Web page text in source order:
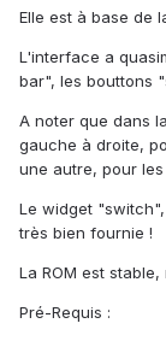
Elle est à base de
L'interface a
bar", les bouttons
A noter que dans
gauche à droite,
une autre, pour
Le widget
très bien fournie !
La ROM est
Pré-Requis :